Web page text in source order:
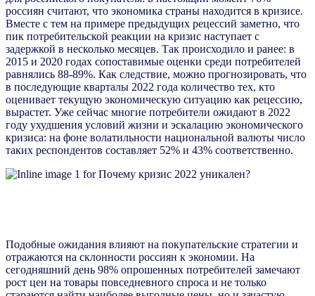
россиян считают, что экономика страны находится в кризисе.
Вместе с тем на примере предыдущих рецессий заметно, что
пик потребительской реакции на кризис наступает с
задержкой в несколько месяцев. Так происходило и ранее: в
2015 и 2020 годах сопоставимые оценки среди потребителей
равнялись 88-89%. Как следствие, можно прогнозировать, что
в последующие кварталы 2022 года количество тех, кто
оценивает текущую экономическую ситуацию как рецессию,
вырастет. Уже сейчас многие потребители ожидают в 2022
году ухудшения условий жизни и эскалацию экономического
кризиса: на фоне волатильности национальной валюты число
таких респондентов составляет 52% и 43% соответственно.
Подобные ожидания влияют на покупательские стратегии и
отражаются на склонности россиян к экономии. На
сегодняшний день 98% опрошенных потребителей замечают
рост цен на товары повседневного спроса и не только